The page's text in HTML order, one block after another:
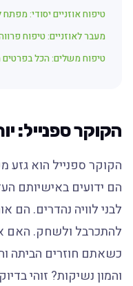
טיפוח אוזניים יסודי:
מעבר לאוזניים: טיפוח
טיפוח משלים: הכל בפרטים
הקוקר ספנייל:
הקוקר ספנייל הוא גזע
הם ידועים באישיותם
לבני לוויה נהדרים. הם
להתכרבל ולשחק. האם
כשאתם חוזרים הביתה
והמון נשיקות? זוהי